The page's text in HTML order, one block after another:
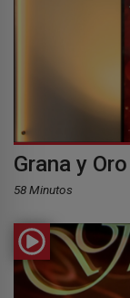
Grana y
58 Minutos